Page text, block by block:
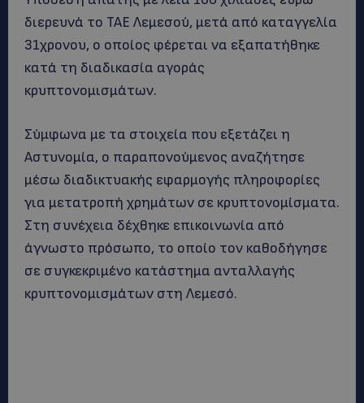
διερευνά το ΤΑΕ Λεμεσού, μετά από καταγγελία
31χρονου, ο οποίος φέρεται να εξαπατήθηκε
κατά τη διαδικασία αγοράς
κρυπτονομισμάτων.
Σύμφωνα με τα στοιχεία που εξετάζει η
Αστυνομία, ο παραπονούμενος αναζήτησε
μέσω διαδικτυακής εφαρμογής πληροφορίες
για μετατροπή χρημάτων σε κρυπτονομίσματα.
Στη συνέχεια δέχθηκε επικοινωνία από
άγνωστο πρόσωπο, το οποίο τον καθοδήγησε
σε συγκεκριμένο κατάστημα ανταλλαγής
κρυπτονομισμάτων στη Λεμεσό.